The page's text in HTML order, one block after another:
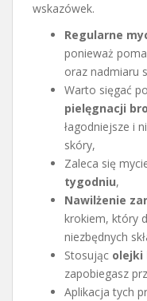
wskazówek.
Regularne
ponieważ
oraz nadmiaru
Warto sięgać po
pielęgnacji
łagodniejsze i
skóry,
Zaleca się
tygodniu,
Nawilżenie
krokiem, który
niezbędnych
Stosując olejki
zapobiegasz
Aplikacja tych